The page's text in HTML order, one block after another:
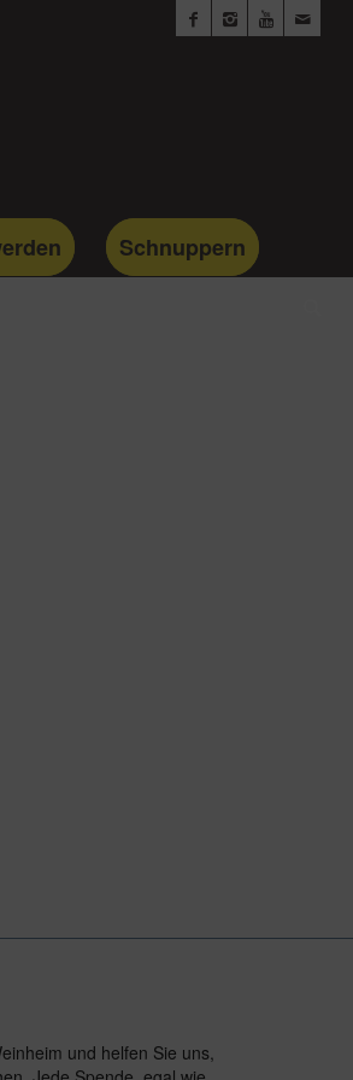
Schnuppern
und helfen Sie uns,